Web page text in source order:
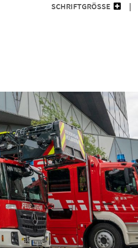
SCHRIFTGRÖSSE